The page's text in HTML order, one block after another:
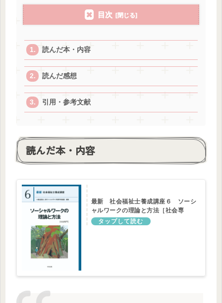
目次
読んだ本・内容
読んだ感想
引用・参考文献
読んだ本・内容
最新 社会福祉士養成講座６ ソーシ
ャルワークの理論と方法［社会専
門］: 養成 | 中央法規出版